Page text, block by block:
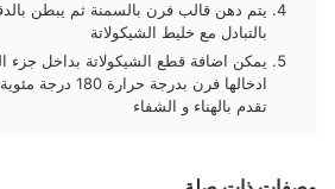
يتم دهن قالب فرن بالسمنة ثم يبطن
بالتبادل مع خليط الشيكولاتة
يمكن اضافة قطع الشيكولاتة بداخل جزء
تقدم بالهناء و الشفاء